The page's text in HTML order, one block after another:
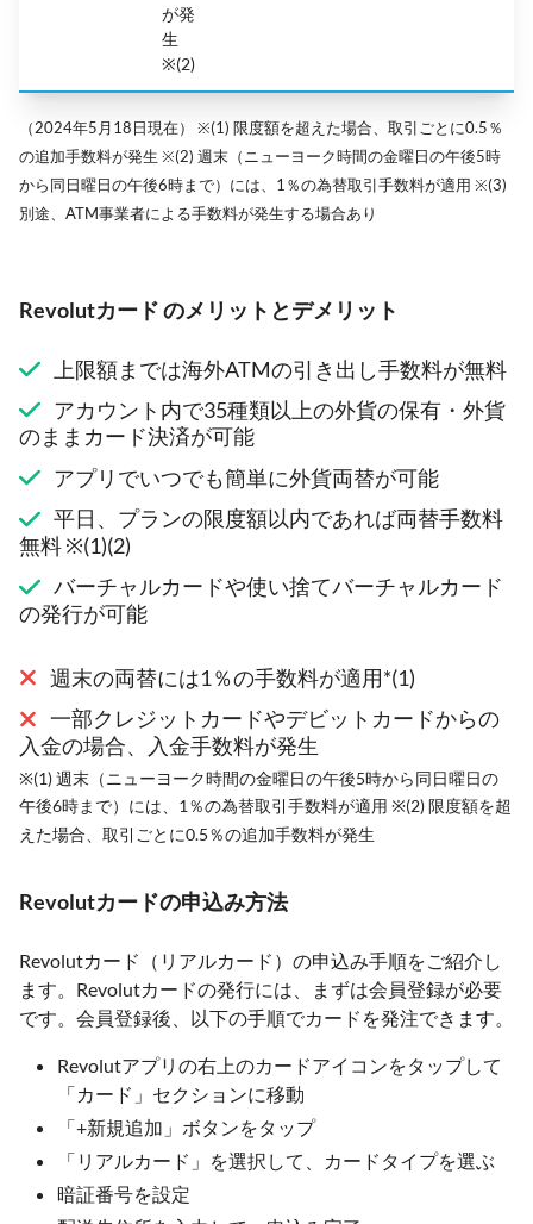
が発
生
※(2)
（2024年5月18日現在） ※(1) 限度額を超えた場合、取引ごとに0.5％
の追加手数料が発生 ※(2) 週末（ニューヨーク時間の金曜日の午後5時
から同日曜日の午後6時まで）には、1％の為替取引手数料が適用 ※(3)
別途、ATM事業者による手数料が発生する場合あり
Revolutカード のメリットとデメリット
上限額までは海外ATMの引き出し手数料が無料
アカウント内で35種類以上の外貨の保有・外貨
のままカード決済が可能
アプリでいつでも簡単に外貨両替が可能
平日、プランの限度額以内であれば両替手数料
無料 ※(1)(2)
バーチャルカードや使い捨てバーチャルカード
の発行が可能
週末の両替には1％の手数料が適用*(1)
一部クレジットカードやデビットカードからの
入金の場合、入金手数料が発生
※(1) 週末（ニューヨーク時間の金曜日の午後5時から同日曜日の
午後6時まで）には、1％の為替取引手数料が適用 ※(2) 限度額を超
えた場合、取引ごとに0.5％の追加手数料が発生
Revolutカードの申込み方法
Revolutカード（リアルカード）の申込み手順をご紹介し
ます。Revolutカードの発行には、まずは会員登録が必要
です。会員登録後、以下の手順でカードを発注できます。
Revolutアプリの右上のカードアイコンをタップして
「カード」セクションに移動
「+新規追加」ボタンをタップ
「リアルカード」を選択して、カードタイプを選ぶ
暗証番号を設定